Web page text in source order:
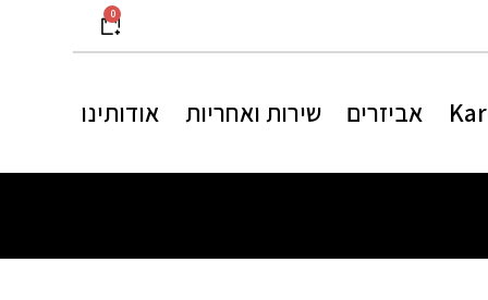
0
אביזרים שירות ואחריות אודותינו